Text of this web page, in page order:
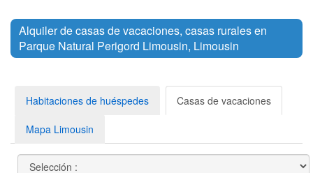
Alquiler de casas de vacaciones, casas rurales en
Parque Natural Perigord Limousin, Limousin
Habitaciones de huéspedes Casas de vacaciones
Mapa Limousin